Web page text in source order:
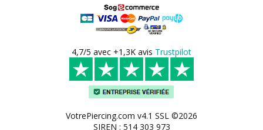
4,7/5 avec +1,3K avis Trustpilot
VotrePiercing.com v4.1 SSL ©2026
SIREN : 514 303 973